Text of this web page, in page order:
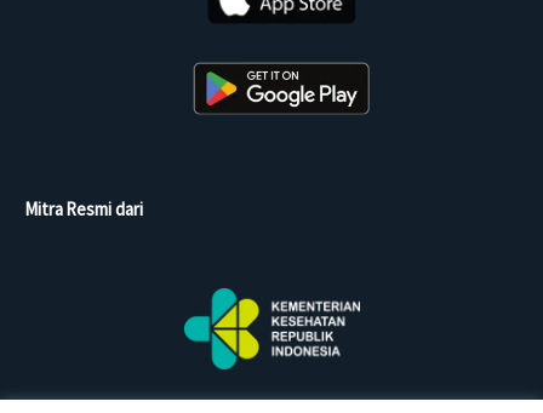
Mitra Resmi dari